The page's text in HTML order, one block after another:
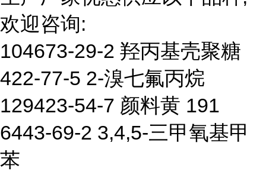
欢迎咨询:
104673-29-2 羟丙基壳聚糖
422-77-5 2-溴七氟丙烷
129423-54-7 颜料黄 191
6443-69-2 3,4,5-三甲氧基甲
苯